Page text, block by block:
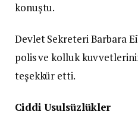
konuştu.
Devlet Sekreteri Barbara
polis ve kolluk
teşekkür etti.
Ciddi Usulsüzlükler